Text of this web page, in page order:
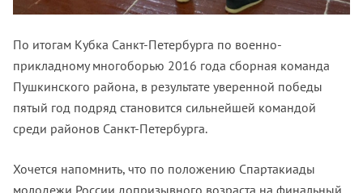
По итогам Кубка Санкт-Петербурга по военно-
прикладному многоборью 2016 года сборная команда
Пушкинского района, в результате уверенной победы
пятый год подряд становится сильнейшей командой
среди районов Санкт-Петербурга.
Хочется напомнить, что по положению Спартакиады
молодежи России допризывного возраста на финальный